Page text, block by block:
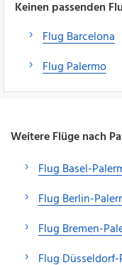
Keinen passenden
Flug Barcelona
Flug Palermo
Weitere Flüge nach
Flug Basel-
Flug Berlin-
Flug Bremen-
Flug